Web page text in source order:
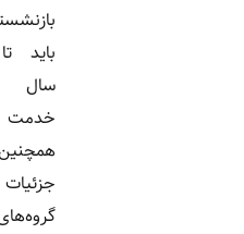
بازنشستگی
باید تا پنج
سال بیشتر
خدمت کنند.
همچنین
جزئیات
گروه‌های...